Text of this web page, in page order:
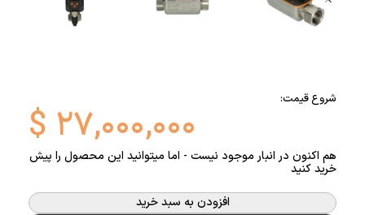
شروع قیمت:
$ ۲۷,۰۰۰,۰۰۰
هم اکنون در انبار موجود نیست - اما میتوانید این محصول را پیش
خرید کنید
افزودن به سبد خرید